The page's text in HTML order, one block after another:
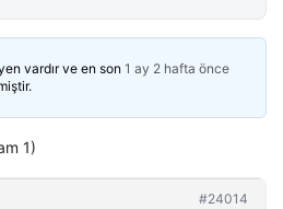
vardır ve en son 1 ay 2 hafta önce
1)
#24014